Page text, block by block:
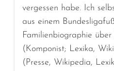
vergessen habe. Ich
aus einem
Familienbiographie
(Komponist; Lexika,
(Presse, Wikipedia,